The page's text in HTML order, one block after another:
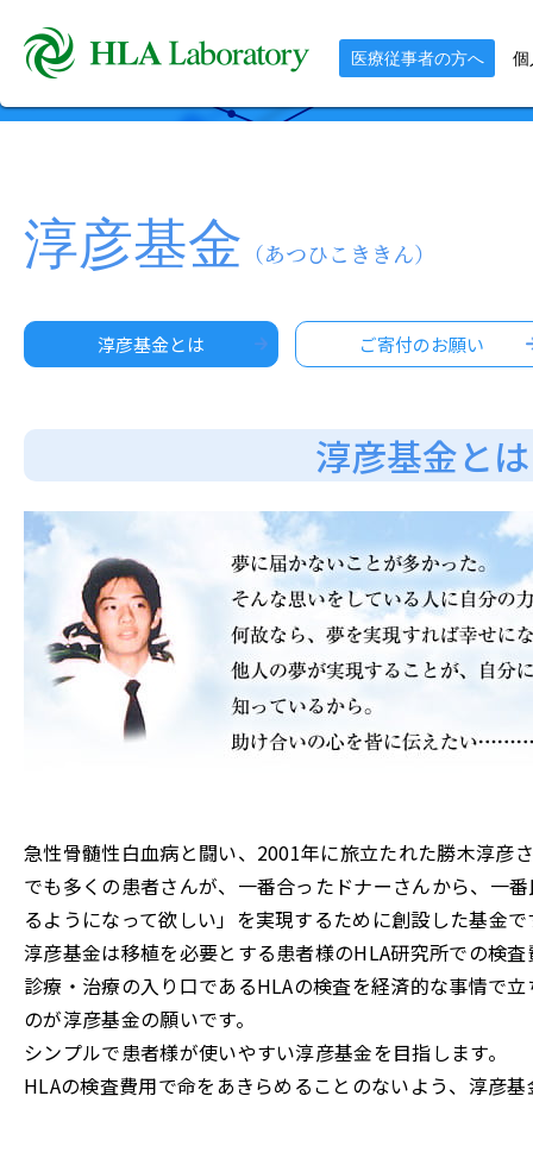
医療従事者の方へ 個
淳彦基金 （あつひこききん）
淳彦基金とは ご寄付のお願い
淳彦基金とは
急性骨髄性白血病と闘い、2001年に旅立たれた勝木淳彦
でも多くの患者さんが、一番合ったドナーさんから、一
るようになって欲しい」を実現するために創設した基金で
淳彦基金は移植を必要とする患者様のHLA研究所での検
診療・治療の入り口であるHLAの検査を経済的な事情で
のが淳彦基金の願いです。
シンプルで患者様が使いやすい淳彦基金を目指します。
HLAの検査費用で命をあきらめることのないよう、淳彦